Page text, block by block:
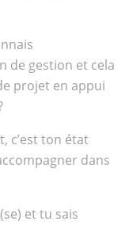
de gestion et cela
projet en appui
c’est ton état
dans
et tu sais